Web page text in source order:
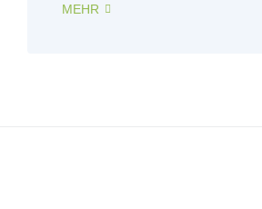
MEHR